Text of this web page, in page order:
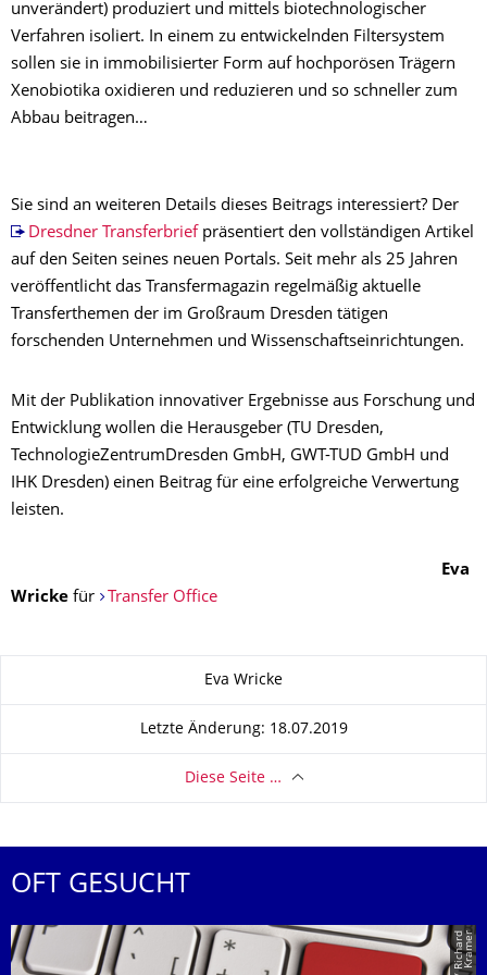
unverändert) produziert und mittels biotechnologischer
Verfahren isoliert. In einem zu entwickelnden Filtersystem
sollen sie in immobilisierter Form auf hochporösen Trägern
Xenobiotika oxidieren und reduzieren und so schneller zum
Abbau beitragen…
Sie sind an weiteren Details dieses Beitrags interessiert? Der
Dresdner Transferbrief präsentiert den vollständigen Artikel
auf den Seiten seines neuen Portals. Seit mehr als 25 Jahren
veröffentlicht das Transfermagazin regelmäßig aktuelle
Transferthemen der im Großraum Dresden tätigen
forschenden Unternehmen und Wissenschaftseinrichtungen.
Mit der Publikation innovativer Ergebnisse aus Forschung und
Entwicklung wollen die Herausgeber (TU Dresden,
TechnologieZentrumDresden GmbH, GWT-TUD GmbH und
IHK Dresden) einen Beitrag für eine erfolgreiche Verwertung
leisten.
Eva
Wricke für Transfer Office
Eva Wricke
Letzte Änderung: 18.07.2019
Diese Seite …
OFT GESUCHT
r